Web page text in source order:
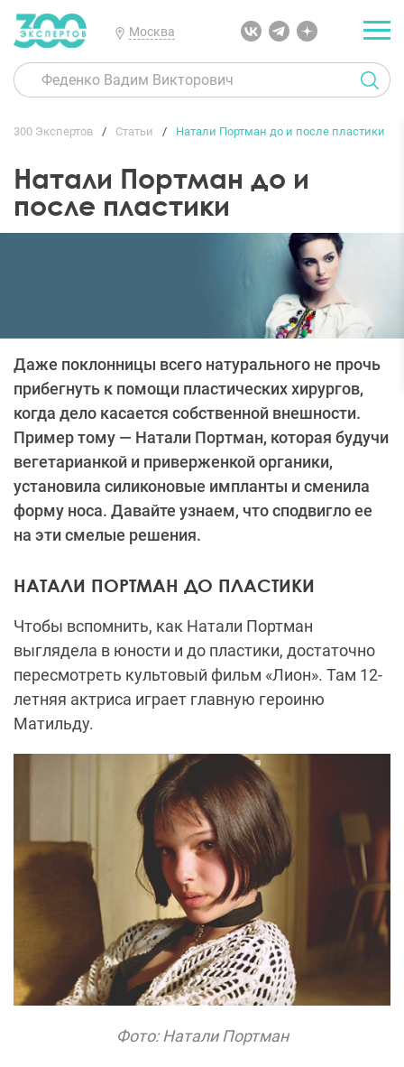
Москва
300 Экспертов Статьи Натали Портман до и после пластики
Натали Портман до и
после пластики
Даже поклонницы всего натурального не прочь
прибегнуть к помощи пластических хирургов,
когда дело касается собственной внешности.
Пример тому — Натали Портман, которая будучи
вегетарианкой и приверженкой органики,
установила силиконовые импланты и сменила
форму носа. Давайте узнаем, что сподвигло ее
на эти смелые решения.
НАТАЛИ ПОРТМАН ДО ПЛАСТИКИ
Чтобы вспомнить, как Натали Портман
выглядела в юности и до пластики, достаточно
пересмотреть культовый фильм «Лион». Там 12-
летняя актриса играет главную героиню
Матильду.
Фото: Натали Портман